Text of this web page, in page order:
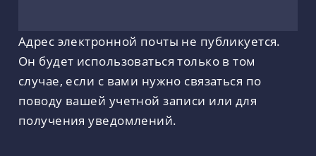
Адрес электронной почты не публикуется.
Он будет использоваться только в том
случае, если с вами нужно связаться по
поводу вашей учетной записи или для
получения уведомлений.